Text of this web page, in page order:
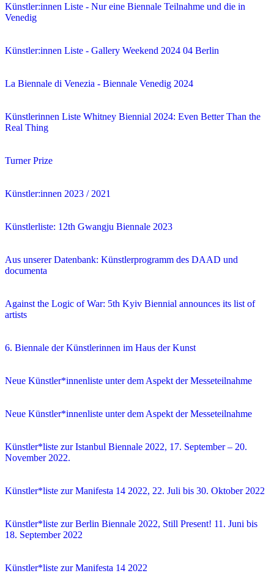
Künstler:innen Liste - Nur eine Biennale Teilnahme und die in
Venedig
Künstler:innen Liste - Gallery Weekend 2024 04 Berlin
La Biennale di Venezia - Biennale Venedig 2024
Künstlerinnen Liste Whitney Biennial 2024: Even Better Than the
Real Thing
Turner Prize
Künstler:innen 2023 / 2021
Künstlerliste: 12th Gwangju Biennale 2023
Aus unserer Datenbank: Künstlerprogramm des DAAD und
documenta
Against the Logic of War: 5th Kyiv Biennial announces its list of
artists
6. Biennale der Künstlerinnen im Haus der Kunst
Neue Künstler*innenliste unter dem Aspekt der Messeteilnahme
Neue Künstler*innenliste unter dem Aspekt der Messeteilnahme
Künstler*liste zur Istanbul Biennale 2022, 17. September – 20.
November 2022.
Künstler*liste zur Manifesta 14 2022, 22. Juli bis 30. Oktober 2022
Künstler*liste zur Berlin Biennale 2022, Still Present! 11. Juni bis
18. September 2022
Künstler*liste zur Manifesta 14 2022